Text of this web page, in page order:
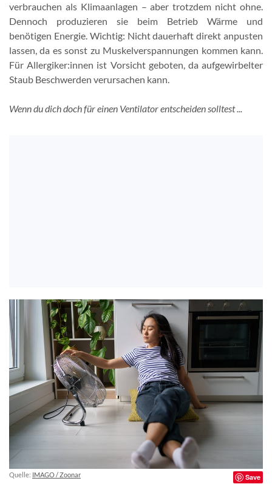
verbrauchen als Klimaanlagen – aber trotzdem nicht ohne.
Dennoch produzieren sie beim Betrieb Wärme und
benötigen Energie. Wichtig: Nicht dauerhaft direkt anpusten
lassen, da es sonst zu Muskelverspannungen kommen kann.
Für Allergiker:innen ist Vorsicht geboten, da aufgewirbelter
Staub Beschwerden verursachen kann.
Wenn du dich doch für einen Ventilator entscheiden solltest ...
Quelle: IMAGO / Zoonar Save